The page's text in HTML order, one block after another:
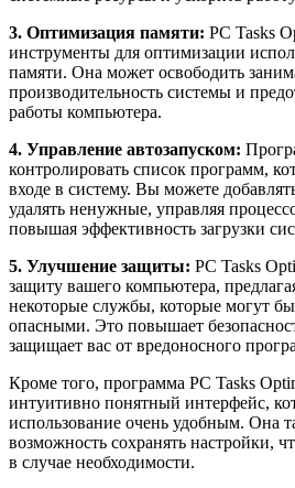
3. Оптимизация памяти: PC Tasks
инструменты для оптимизации
памяти. Она может освободить
производительность системы и
работы компьютера.
4. Управление автозапуском:
контролировать список программ,
входе в систему. Вы можете
удалять ненужные, управляя
повышая эффективность загрузки
5. Улучшение защиты: PC Tasks
защиту вашего компьютера,
некоторые службы, которые могут
опасными. Это повышает
защищает вас от вредоносного
Кроме того, программа PC Tasks
интуитивно понятный интерфейс,
использование очень удобным. Она
возможность сохранять настройки,
в случае необходимости.